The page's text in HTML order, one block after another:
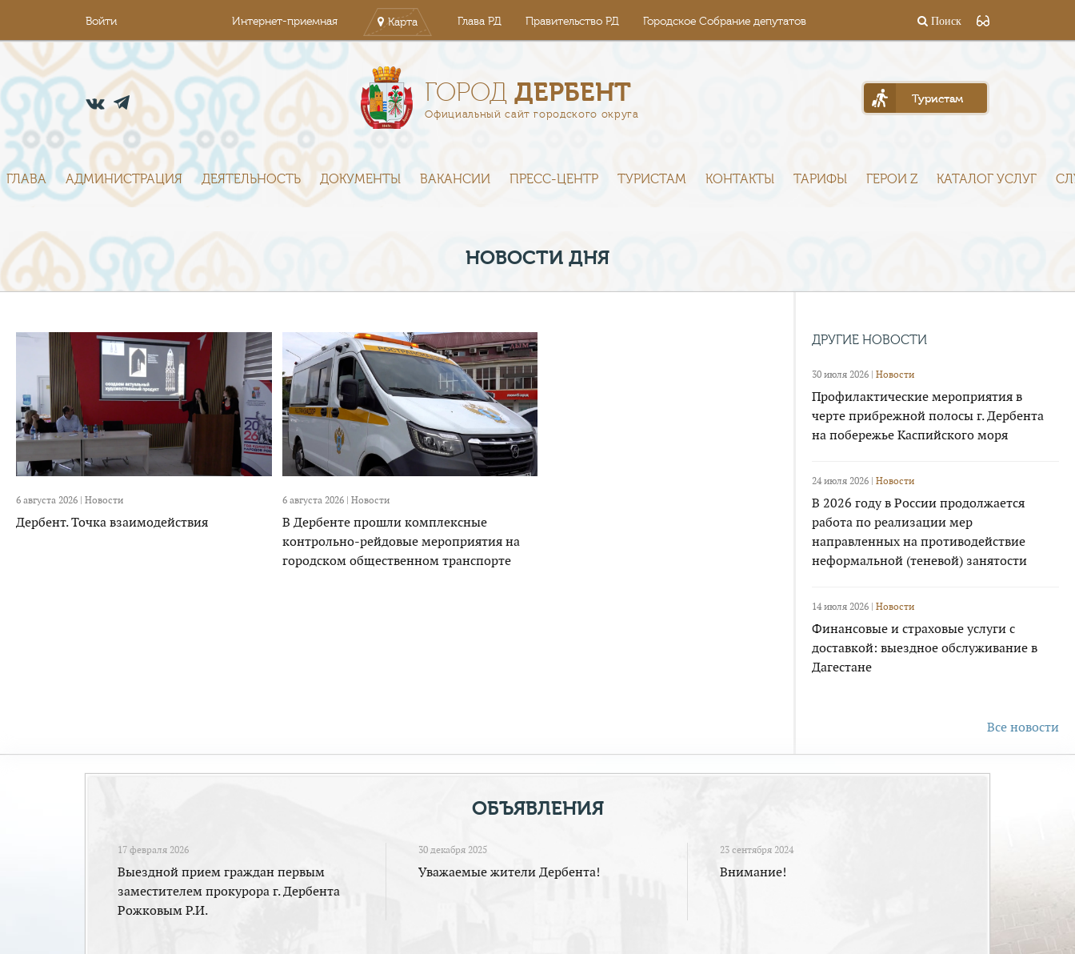
Войти Интернет-приемная Карта Глава РД Правительство РД Городское Собрание депутатов Поиск
ГОРОДДЕРБЕНТ
Официальный сайт городского округа
Туристам
ГЛАВА АДМИНИСТРАЦИЯ ДЕЯТЕЛЬНОСТЬ ДОКУМЕНТЫ ВАКАНСИИ ПРЕСС-ЦЕНТР ТУРИСТАМ КОНТАКТЫ ТАРИФЫ ГЕРОИ Z КАТАЛОГ УСЛУГ
НОВОСТИ ДНЯ
6 августа 2026 | Новости
Дербент. Точка взаимодействия
6 августа 2026 | Новости
В Дербенте прошли комплексные
контрольно-рейдовые мероприятия на
городском общественном транспорте
ДРУГИЕ НОВОСТИ
30 июля 2026 |Новости
Профилактические мероприятия в
черте прибрежной полосы г. Дербента
на побережье Каспийского моря
24 июля 2026 |Новости
В 2026 году в России продолжается
работа по реализации мер
направленных на противодействие
неформальной (теневой) занятости
14 июля 2026 |Новости
Финансовые и страховые услуги с
доставкой: выездное обслуживание в
Дагестане
Все новости
ОБЪЯВЛЕНИЯ
17 февраля 2026
Выездной прием граждан первым
заместителем прокурора г. Дербента
Рожковым Р.И.
30 декабря 2025
Уважаемые жители Дербента!
23 сентября 2024
Внимание!